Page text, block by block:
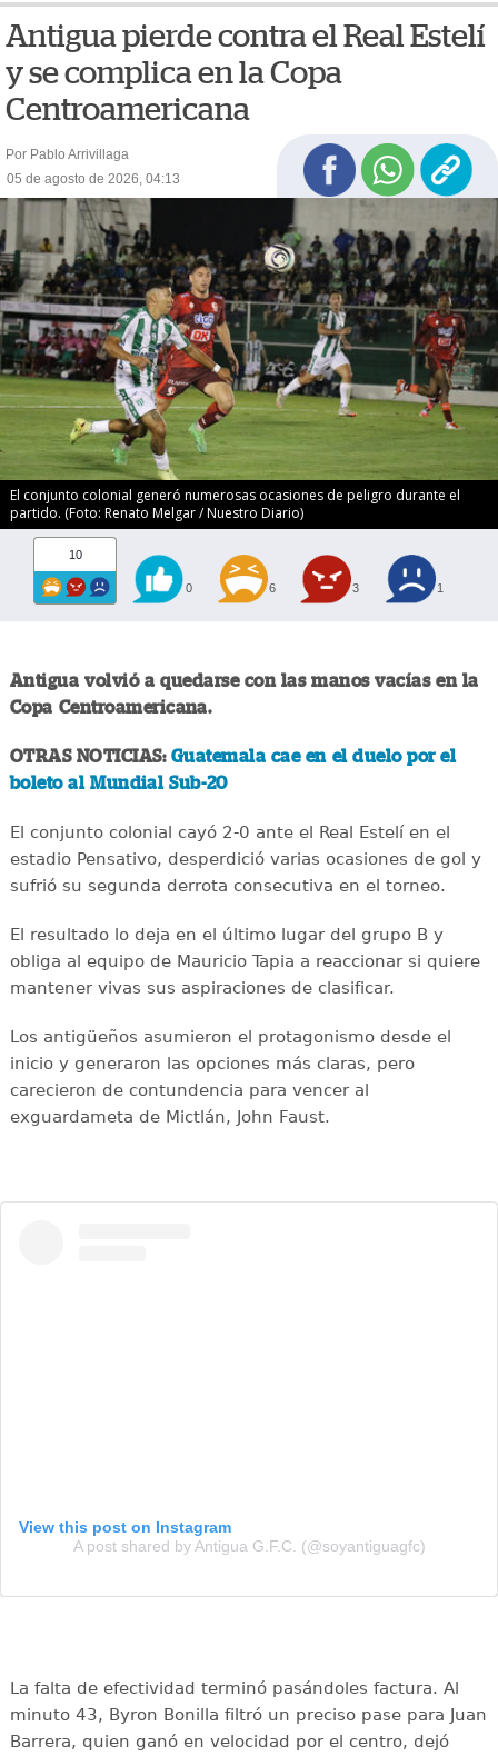
Antigua pierde contra el Real Estelí
y se complica en la Copa
Centroamericana
Por Pablo Arrivillaga
05 de agosto de 2026, 04:13
El conjunto colonial generó numerosas ocasiones de peligro durante el
partido. (Foto: Renato Melgar / Nuestro Diario)
10
0 6 3 1
Antigua volvió a quedarse con las manos vacías en la
Copa Centroamericana.
OTRAS NOTICIAS: Guatemala cae en el duelo por el
boleto al Mundial Sub-20
El conjunto colonial cayó 2-0 ante el Real Estelí en el
estadio Pensativo, desperdició varias ocasiones de gol y
sufrió su segunda derrota consecutiva en el torneo.
El resultado lo deja en el último lugar del grupo B y
obliga al equipo de Mauricio Tapia a reaccionar si quiere
mantener vivas sus aspiraciones de clasificar.
Los antigüeños asumieron el protagonismo desde el
inicio y generaron las opciones más claras, pero
carecieron de contundencia para vencer al
exguardameta de Mictlán, John Faust.
View this post on Instagram
A post shared by Antigua G.F.C. (@soyantiguagfc)
La falta de efectividad terminó pasándoles factura. Al
minuto 43, Byron Bonilla filtró un preciso pase para Juan
Barrera, quien ganó en velocidad por el centro, dejó